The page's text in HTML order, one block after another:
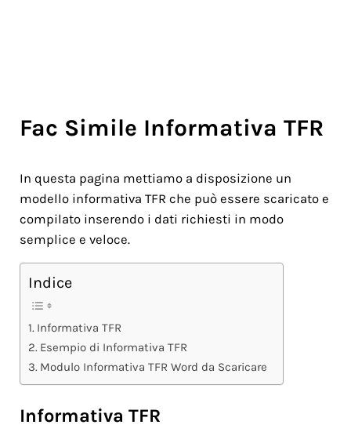
Fac Simile Informativa TFR
In questa pagina mettiamo a disposizione un
modello informativa TFR che può essere scaricato e
compilato inserendo i dati richiesti in modo
semplice e veloce.
Indice
Informativa TFR
Esempio di Informativa TFR
Modulo Informativa TFR Word da Scaricare
Informativa TFR